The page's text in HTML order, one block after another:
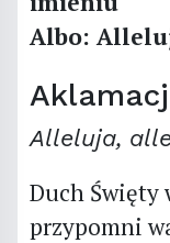
Albo:
Alleluja,
Duch Święty
przypomni